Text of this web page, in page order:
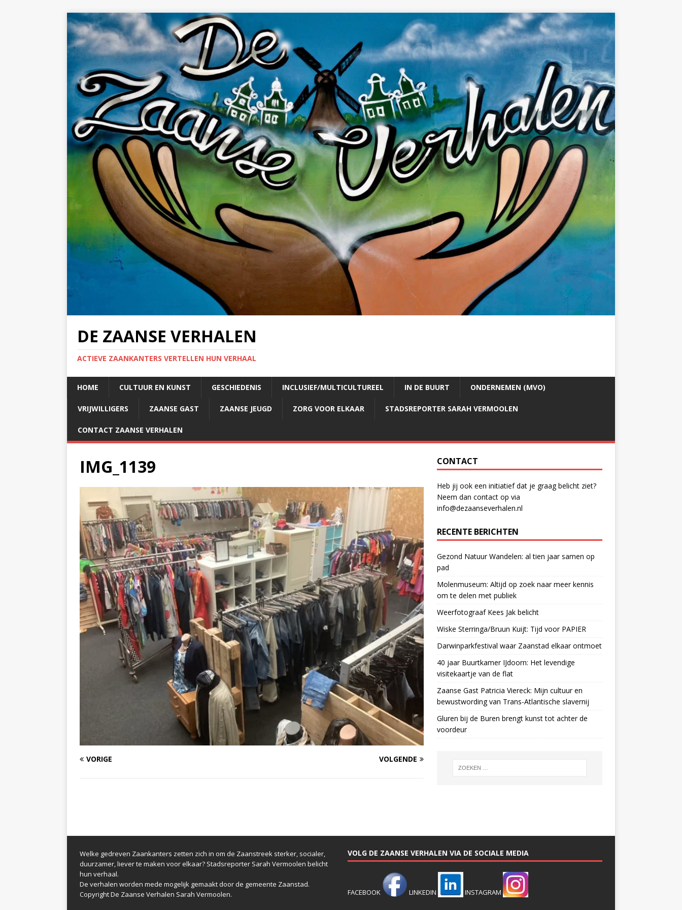
DE ZAANSE VERHALEN
ACTIEVE ZAANKANTERS VERTELLEN HUN VERHAAL
HOME CULTUUR EN KUNST GESCHIEDENIS INCLUSIEF/MULTICULTUREEL IN DE BUURT ONDERNEMEN (MVO)
VRIJWILLIGERS ZAANSE GAST ZAANSE JEUGD ZORG VOOR ELKAAR STADSREPORTER SARAH VERMOOLEN
CONTACT ZAANSE VERHALEN
IMG_1139
VORIGE VOLGENDE
CONTACT
Heb jij ook een initiatief dat je graag belicht ziet?
Neem dan contact op via
info@dezaanseverhalen.nl
RECENTE BERICHTEN
Gezond Natuur Wandelen: al tien jaar samen op
pad
Molenmuseum: Altijd op zoek naar meer kennis
om te delen met publiek
Weerfotograaf Kees Jak belicht
Wiske Sterringa/Bruun Kuijt: Tijd voor PAPIER
Darwinparkfestival waar Zaanstad elkaar ontmoet
40 jaar Buurtkamer IJdoorn: Het levendige
visitekaartje van de flat
Zaanse Gast Patricia Viereck: Mijn cultuur en
bewustwording van Trans-Atlantische slavernij
Gluren bij de Buren brengt kunst tot achter de
voordeur
Welke gedreven Zaankanters zetten zich in om de Zaanstreek sterker, socialer,
duurzamer, liever te maken voor elkaar? Stadsreporter Sarah Vermoolen belicht
hun verhaal.
De verhalen worden mede mogelijk gemaakt door de gemeente Zaanstad.
Copyright De Zaanse Verhalen Sarah Vermoolen.
VOLG DE ZAANSE VERHALEN VIA DE SOCIALE MEDIA
FACEBOOK LINKEDIN INSTAGRAM